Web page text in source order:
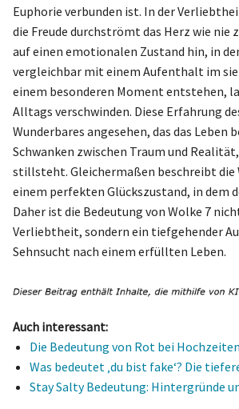
Euphorie verbunden ist. In der
die Freude durchströmt das Herz wie nie
auf einen emotionalen Zustand hin, in
vergleichbar mit einem Aufenthalt im
einem besonderen Moment entstehen,
Alltags verschwinden. Diese Erfahrung
Wunderbares angesehen, das das
Schwanken zwischen Traum und
stillsteht. Gleichermaßen beschreibt
einem perfekten Glückszustand, in dem
Daher ist die Bedeutung von Wolke 7
Verliebtheit, sondern ein tiefgehender
Sehnsucht nach einem erfüllten Leben.
Auch interessant:
Die Bedeutung von Rot bei
Was bedeutet ‚du bist fake‘? Die
Stay Salty Bedeutung: Hintergründe